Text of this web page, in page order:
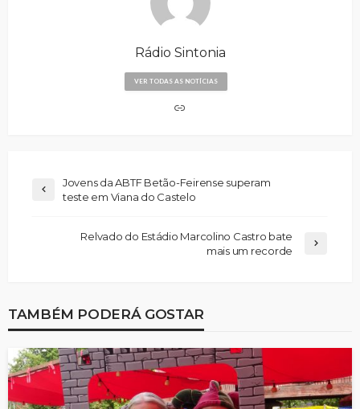
Rádio Sintonia
VER TODAS AS NOTÍCIAS
Jovens da ABTF Betão-Feirense superam
teste em Viana do Castelo
Relvado do Estádio Marcolino Castro bate
mais um recorde
TAMBÉM PODERÁ GOSTAR